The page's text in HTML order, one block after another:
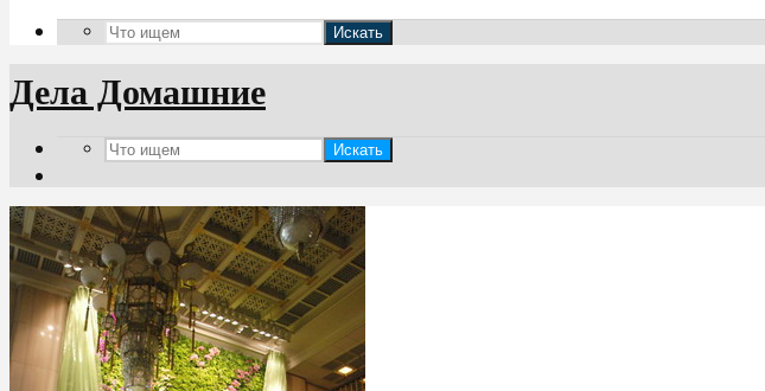
Искать
Дела Домашние
Искать